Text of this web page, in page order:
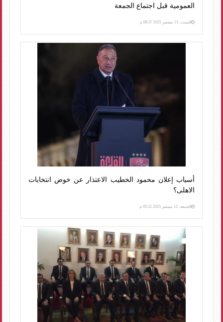
العمومية قبل اجتماع الجمعة
السبت، 13 سبتمبر 2025 08:37 م
أسباب إعلان محمود الخطيب الاعتذار عن خوض انتخابات
الاهلى؟
الجمعة، 12 سبتمبر 2025 05:32 م